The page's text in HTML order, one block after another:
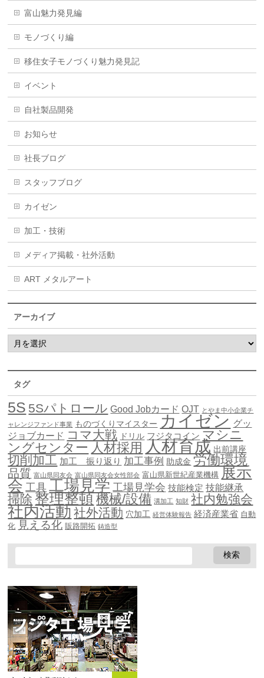
富山魅力発見編
モノづくり編
移住女子モノづくり魅力発見記
イベント
自社製品開発
お知らせ
社長ブログ
スタッフブログ
カイゼン
加工・技術
メディア掲載・社外活動
ART メタルアート
アーカイブ
タグ
5S 5Sパトロール Good Jobカード OJT とやま中小企業チ
ャレンジファンド事業 ものづくりマイスター カイゼン グッ
ジョブカード コマ大戦 ドリル フジタコイン マシニ
ングセンター 人材採用 人材育成 出前講座
切削加工 加工 振り返り 加工事例 助成金 労働環境
品質 富山県同友会 富山県同友会女性部会 富山県新世紀産業機構 展示
会 工具 工場見学 工場見学会 技能検定 技能継承
掃除 整理整頓機械/設備 溝加工 知財 社内勉強会
社内活動社外活動 穴加工 経営体験報告 経済産業省 自動
化 見える化 販路開拓 鋳造型